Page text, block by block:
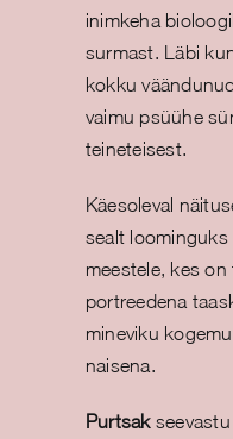
inimkeha
surmast. Läbi
kokku
vaimu psüühe
teineteisest.
Käesoleval
sealt
meestele, kes
portreedena
mineviku
naisena.
Purtsakseevastu